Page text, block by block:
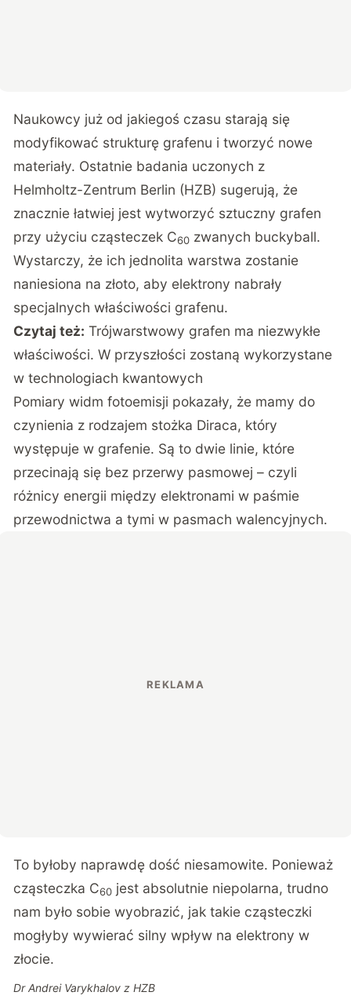
Naukowcy już od jakiegoś czasu starają się
modyfikować strukturę grafenu i tworzyć nowe
materiały. Ostatnie badania uczonych z
Helmholtz-Zentrum Berlin (HZB) sugerują, że
znacznie łatwiej jest wytworzyć sztuczny grafen
przy użyciu cząsteczek C60 zwanych buckyball.
Wystarczy, że ich jednolita warstwa zostanie
naniesiona na złoto, aby elektrony nabrały
specjalnych właściwości grafenu.
Czytaj też: Trójwarstwowy grafen ma niezwykłe
właściwości. W przyszłości zostaną wykorzystane
w technologiach kwantowych
Pomiary widm fotoemisji pokazały, że mamy do
czynienia z rodzajem stożka Diraca, który
występuje w grafenie. Są to dwie linie, które
przecinają się bez przerwy pasmowej – czyli
różnicy energii między elektronami w paśmie
przewodnictwa a tymi w pasmach walencyjnych.
To byłoby naprawdę dość niesamowite. Ponieważ
cząsteczka C60 jest absolutnie niepolarna, trudno
nam było sobie wyobrazić, jak takie cząsteczki
mogłyby wywierać silny wpływ na elektrony w
złocie.
Dr Andrei Varykhalov z HZB